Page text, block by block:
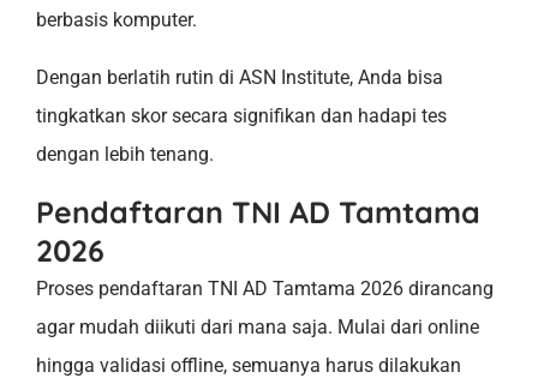
berbasis komputer.
Dengan berlatih rutin di ASN Institute, Anda bisa
tingkatkan skor secara signifikan dan hadapi tes
dengan lebih tenang.
Pendaftaran TNI AD Tamtama
2026
Proses pendaftaran TNI AD Tamtama 2026 dirancang
agar mudah diikuti dari mana saja. Mulai dari online
hingga validasi offline, semuanya harus dilakukan